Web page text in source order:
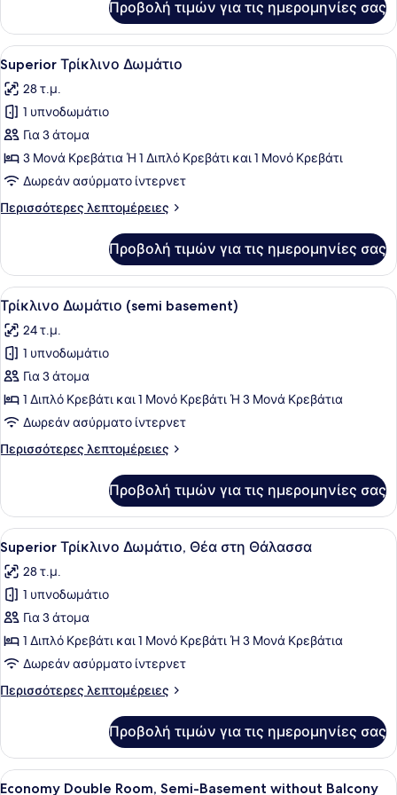
Double
Room
Sea
View
Προβολή τιμών για τις ημερομηνίες σας
Προβολή
όλων
των
φωτογραφιών
για
Superior
Τρίκλινο
Δωμάτιο
Ένα δωμάτιο ξενοδοχείου με ένα
7
Superior Τρίκλινο Δωμάτιο
28 τ.μ.
1 υπνοδωμάτιο
Για 3 άτομα
3 Μονά Κρεβάτια Ή 1 Διπλό Κρεβάτι και 1 Μονό Κρεβάτι
Δωρεάν ασύρματο ίντερνετ
Περισσότερες λεπτομέρειες
Περισσότερες
Τρίκλινο
Δωμάτιο
Προβολή τιμών για τις ημερομηνίες σας
Προβολή
όλων
των
φωτογραφιών
για
Τρίκλινο
Δωμάτιο
(semi
basement)
Τρίκλινο Δωμάτιο (semi
7
Τρίκλινο Δωμάτιο (semi basement)
24 τ.μ.
1 υπνοδωμάτιο
Για 3 άτομα
1 Διπλό Κρεβάτι και 1 Μονό Κρεβάτι Ή 3 Μονά Κρεβάτια
Δωρεάν ασύρματο ίντερνετ
Περισσότερες λεπτομέρειες
Περισσότερες
Δωμάτιο
(semi
basement)
Προβολή τιμών για τις ημερομηνίες σας
Προβολή
όλων
των
φωτογραφιών
για
Superior
Τρίκλινο
Δωμάτιο,
Θέα
Ένα δωμάτιο ξενοδοχείου με ένα
10
Superior Τρίκλινο Δωμάτιο, Θέα στη Θάλασσα
28 τ.μ.
1 υπνοδωμάτιο
Για 3 άτομα
1 Διπλό Κρεβάτι και 1 Μονό Κρεβάτι Ή 3 Μονά Κρεβάτια
Δωρεάν ασύρματο ίντερνετ
Περισσότερες λεπτομέρειες
Περισσότερες
Τρίκλινο
Δωμάτιο,
Θέα
Προβολή τιμών για τις ημερομηνίες σας
Προβολή
Ένα δωμάτιο ξενοδοχείου με ένα
4
Economy Double Room, Semi-Basement without Balcony